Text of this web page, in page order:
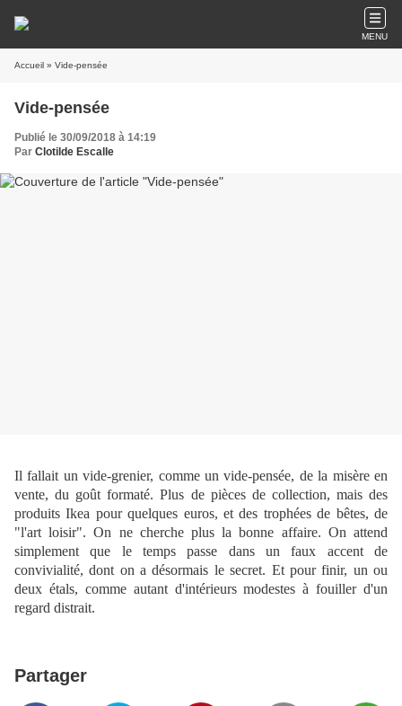
MENU
Accueil » Vide-pensée
Vide-pensée
Publié le 30/09/2018 à 14:19
Par Clotilde Escalle
Il fallait un vide-grenier, comme un vide-pensée, de la misère en
vente, du goût formaté. Plus de pièces de collection, mais des
produits Ikea pour quelques euros, et des trophées de bêtes, de
"l'art loisir". On ne cherche plus la bonne affaire. On attend
simplement que le temps passe dans un faux accent de
convivialité, dont on a désormais le secret. Et pour finir, un ou
deux étals, comme autant d'intérieurs modestes à fouiller d'un
regard distrait.
Partager